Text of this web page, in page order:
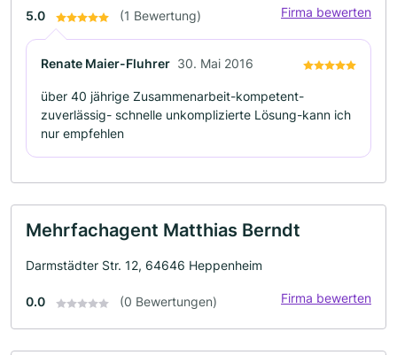
5.0 (1 Bewertung) Firma bewerten
Renate Maier-Fluhrer 30. Mai 2016
über 40 jährige Zusammenarbeit-kompetent-
zuverlässig- schnelle unkomplizierte Lösung-kann ich
nur empfehlen
Mehrfachagent Matthias Berndt
Darmstädter Str. 12, 64646 Heppenheim
0.0 (0 Bewertungen) Firma bewerten